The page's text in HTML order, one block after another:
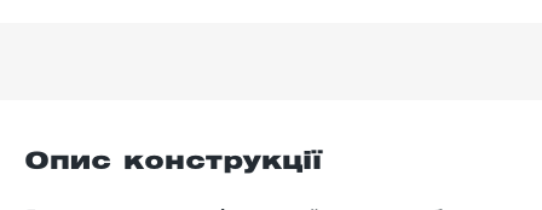
Опис конструкції